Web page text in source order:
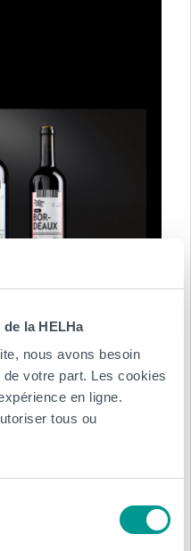
la HELHa
nous avons besoin
de votre part. Les cookies
en ligne.
tous ou